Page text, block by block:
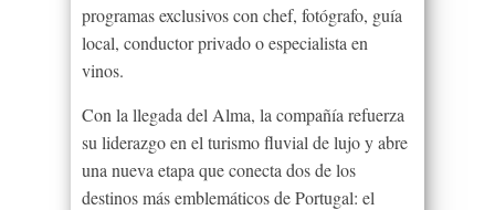
programas exclusivos con chef, fotógrafo, guía
local, conductor privado o especialista en
vinos.
Con la llegada del Alma, la compañía refuerza
su liderazgo en el turismo fluvial de lujo y abre
una nueva etapa que conecta dos de los
destinos más emblemáticos de Portugal: el